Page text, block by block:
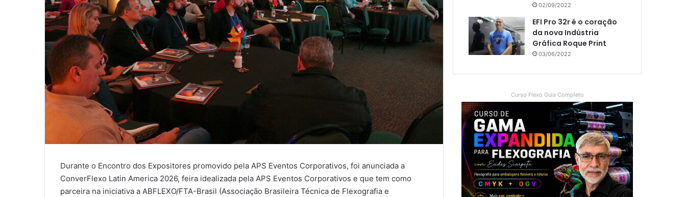
Durante o Encontro dos Expositores promovido pela APS Eventos Corporativos, foi anunciada a
ConverFlexo Latin America 2026, feira idealizada pela APS Eventos Corporativos e que tem como
parceira na iniciativa a ABFLEXO/FTA-Brasil (Associação Brasileira Técnica de Flexografia e
02/09/2022
EFI Pro 32r é o coração
da nova Indústria
Gráfica Roque Print
03/06/2022
Curso Flexo Guia Completo